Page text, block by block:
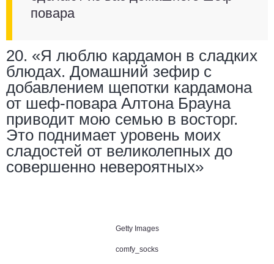
повара
20. «Я люблю кардамон в сладких
блюдах. Домашний зефир с
добавлением щепотки кардамона
от шеф-повара Алтона Брауна
приводит мою семью в восторг.
Это поднимает уровень моих
сладостей от великолепных до
совершенно невероятных»
Getty Images
comfy_socks